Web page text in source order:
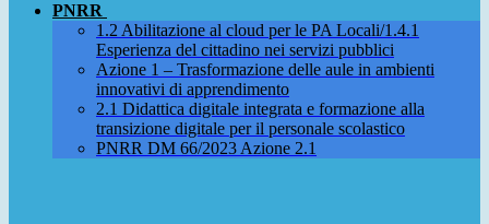
PNRR
1.2 Abilitazione al cloud per le PA Locali/1.4.1
Esperienza del cittadino nei servizi pubblici
Azione 1 – Trasformazione delle aule in ambienti
innovativi di apprendimento
2.1 Didattica digitale integrata e formazione alla
transizione digitale per il personale scolastico
PNRR DM 66/2023 Azione 2.1